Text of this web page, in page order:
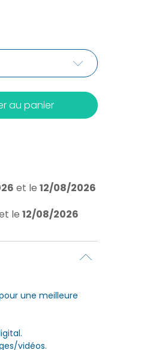
au panier
et le 12/08/2026
le 12/08/2026
une meilleure
vidéos.